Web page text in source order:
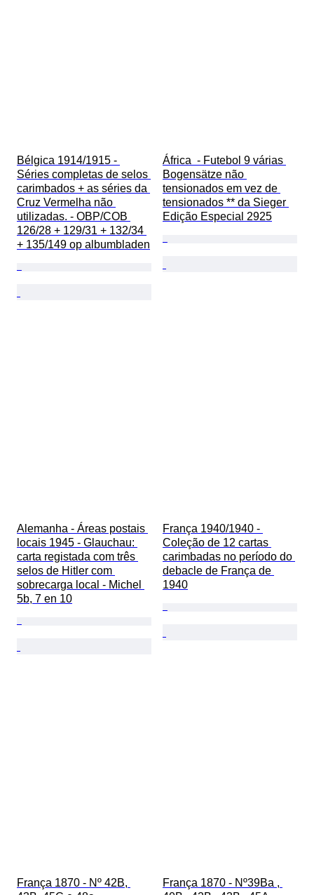
Bélgica 1914/1915 -
Séries completas de selos
carimbados + as séries da
Cruz Vermelha não
utilizadas. - OBP/COB
126/28 + 129/31 + 132/34
+ 135/149 op albumbladen
África  - Futebol 9 várias
Bogensätze não
tensionados em vez de
tensionados ** da Sieger
Edição Especial 2925
Alemanha - Áreas postais
locais 1945 - Glauchau:
carta registada com três
selos de Hitler com
sobrecarga local - Michel
5b, 7 en 10
França 1940/1940 -
Coleção de 12 cartas
carimbadas no período do
debacle de França de
1940
França 1870 - Nº 42B,
França 1870 - Nº39Ba ,